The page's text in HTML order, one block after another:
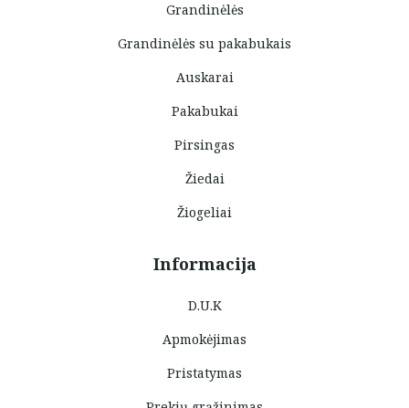
Grandinėlės
Grandinėlės su pakabukais
Auskarai
Pakabukai
Pirsingas
Žiedai
Žiogeliai
Informacija
D.U.K
Apmokėjimas
Pristatymas